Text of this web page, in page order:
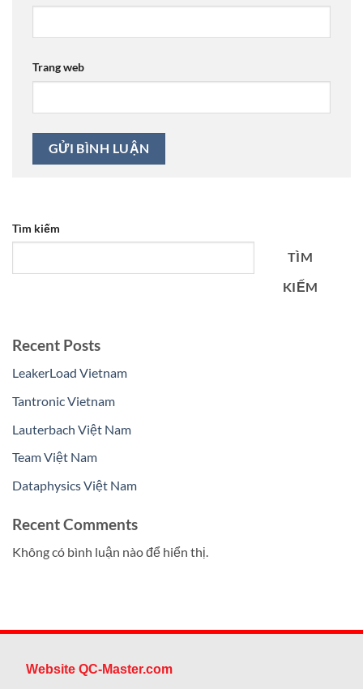
Trang web
Tìm kiếm
TÌM
KIẾM
Recent Posts
LeakerLoad Vietnam
Tantronic Vietnam
Lauterbach Việt Nam
Team Việt Nam
Dataphysics Việt Nam
Recent Comments
Không có bình luận nào để hiển thị.
Website QC-Master.com